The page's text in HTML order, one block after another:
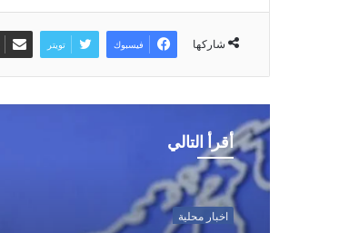
شاركها فيسبوك تويتر
أقرأ التالي
اخبار محلية